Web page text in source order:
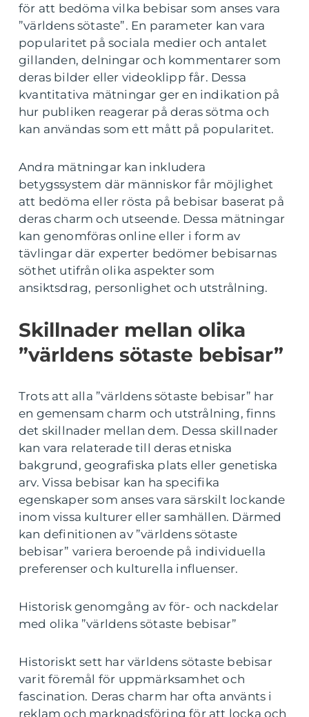
för att bedöma vilka bebisar som anses vara
”världens sötaste”. En parameter kan vara
popularitet på sociala medier och antalet
gillanden, delningar och kommentarer som
deras bilder eller videoklipp får. Dessa
kvantitativa mätningar ger en indikation på
hur publiken reagerar på deras sötma och
kan användas som ett mått på popularitet.
Andra mätningar kan inkludera
betygssystem där människor får möjlighet
att bedöma eller rösta på bebisar baserat på
deras charm och utseende. Dessa mätningar
kan genomföras online eller i form av
tävlingar där experter bedömer bebisarnas
söthet utifrån olika aspekter som
ansiktsdrag, personlighet och utstrålning.
Skillnader mellan olika
”världens sötaste bebisar”
Trots att alla ”världens sötaste bebisar” har
en gemensam charm och utstrålning, finns
det skillnader mellan dem. Dessa skillnader
kan vara relaterade till deras etniska
bakgrund, geografiska plats eller genetiska
arv. Vissa bebisar kan ha specifika
egenskaper som anses vara särskilt lockande
inom vissa kulturer eller samhällen. Därmed
kan definitionen av ”världens sötaste
bebisar” variera beroende på individuella
preferenser och kulturella influenser.
Historisk genomgång av för- och nackdelar
med olika ”världens sötaste bebisar”
Historiskt sett har världens sötaste bebisar
varit föremål för uppmärksamhet och
fascination. Deras charm har ofta använts i
reklam och marknadsföring för att locka och